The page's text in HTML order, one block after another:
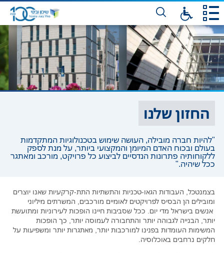
החזון שלנו
"להיות חברה מובילה, העושה שימוש בטכנולוגיות המתקדמות
בעולם ובכוח האדם המיומן והמקצועי ביותר, על מנת לספק
ללקוחותיה פתרונות הנדסיים לביצוע כל פרויקט, מורכב ומאתגר
ככל שיהיה."
בצמנטכל, העבודות הגאו-טכניות והתשתיות התת-קרקעיות שאנו יוצרים
ומובילים הן הבסיס לפרויקטים לאומיים מורכבים, המשרתים מיליוני
אנשים בישראל מדי יום. ככל שסביבות חיינו הופכות לעירוניות ומתועשת
יותר, הבנייה לגבוהה יותר והתחבורה לעמוסה יותר, כך הופכות
המשימות העומדות בפנינו למורכבות יותר, מאתגרות יותר ומשפיעות על
חלקים נרחבים באוכלוסיה.